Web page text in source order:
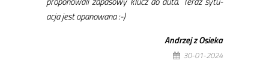
acja jest opa­no­wa­na :-)
An­drzej z Osie­ka
30-01-2024